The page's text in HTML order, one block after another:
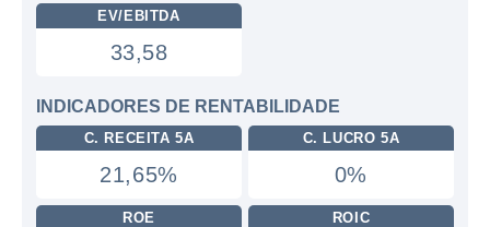
EV/EBITDA
33,58
INDICADORES DE RENTABILIDADE
C. RECEITA 5A
21,65%
C. LUCRO 5A
0%
ROE ROIC